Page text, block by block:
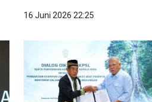
16 Juni 2026 22:25